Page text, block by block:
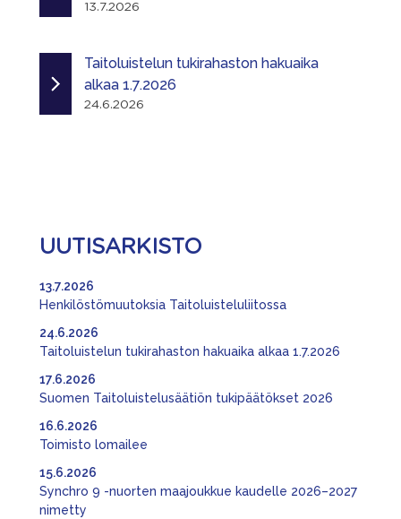
13.7.2026
Taitoluistelun tukirahaston hakuaika
alkaa 1.7.2026
24.6.2026
UUTISARKISTO
Henkilöstömuutoksia Taitoluisteluliitossa
13.7.2026
Taitoluistelun tukirahaston hakuaika alkaa 1.7.2026
24.6.2026
Suomen Taitoluistelusäätiön tukipäätökset 2026
17.6.2026
Toimisto lomailee
16.6.2026
Synchro 9 -nuorten maajoukkue kaudelle 2026–2027
nimetty
15.6.2026